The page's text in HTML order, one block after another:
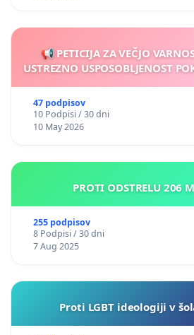
📢 PETICIJA ZA VEČJO
USTREZNO USPOSOBLJENOST
47 podpisov
10 Podpisi / 30 dni
10 May 2026
PROTI ODSTRELU 206
255 podpisov
8 Podpisi / 30 dni
7 Aug 2025
Proti LGBT ideologiji v